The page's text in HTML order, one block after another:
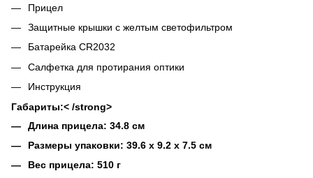
Прицел
Защитные крышки с желтым светофильтром
Батарейка СR2032
Салфетка для протирания оптики
Инструкция
Габариты:< /strong>
Длина прицела: 34.8 см
Размеры упаковки: 39.6 x 9.2 x 7.5 см
Вес прицела: 510 г